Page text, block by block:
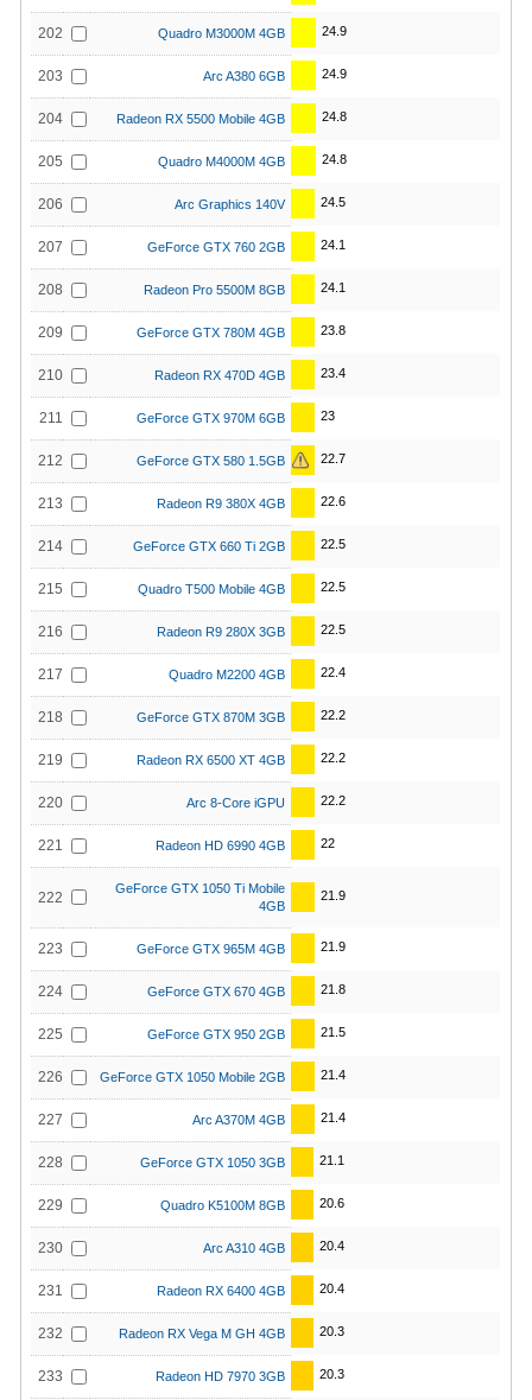
202 Quadro M3000M 4GB 24.9
203 Arc A380 6GB 24.9
204 Radeon RX 5500 Mobile 4GB 24.8
205 Quadro M4000M 4GB 24.8
206 Arc Graphics 140V 24.5
207 GeForce GTX 760 2GB 24.1
208 Radeon Pro 5500M 8GB 24.1
209 GeForce GTX 780M 4GB 23.8
210 Radeon RX 470D 4GB 23.4
211 GeForce GTX 970M 6GB 23
212 GeForce GTX 580 1.5GB 22.7
213 Radeon R9 380X 4GB 22.6
214 GeForce GTX 660 Ti 2GB 22.5
215 Quadro T500 Mobile 4GB 22.5
216 Radeon R9 280X 3GB 22.5
217 Quadro M2200 4GB 22.4
218 GeForce GTX 870M 3GB 22.2
219 Radeon RX 6500 XT 4GB 22.2
220 Arc 8-Core iGPU 22.2
221 Radeon HD 6990 4GB 22
222
GeForce GTX 1050 Ti Mobile
4GB
21.9
223 GeForce GTX 965M 4GB 21.9
224 GeForce GTX 670 4GB 21.8
225 GeForce GTX 950 2GB 21.5
226 GeForce GTX 1050 Mobile 2GB 21.4
227 Arc A370M 4GB 21.4
228 GeForce GTX 1050 3GB 21.1
229 Quadro K5100M 8GB 20.6
230 Arc A310 4GB 20.4
231 Radeon RX 6400 4GB 20.4
232 Radeon RX Vega M GH 4GB 20.3
233 Radeon HD 7970 3GB 20.3